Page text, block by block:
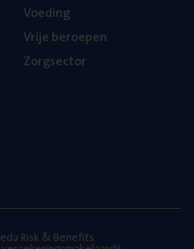
Voe­ding
Vrije beroe­pen
Zorg­sec­tor
Risk & Benefits